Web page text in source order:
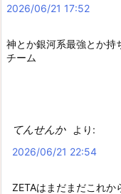
2026/06/21 17:52
神とか銀河系最強とか持
チーム
てんせんか
より:
2026/06/21 22:54
ZETAはまだまだこれか